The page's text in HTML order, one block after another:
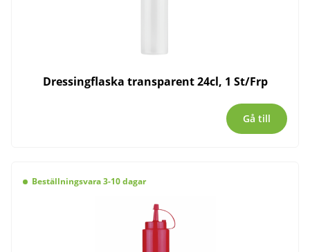
Dressingflaska transparent 24cl, 1 St/Frp
Gå till
Beställningsvara 3-10 dagar